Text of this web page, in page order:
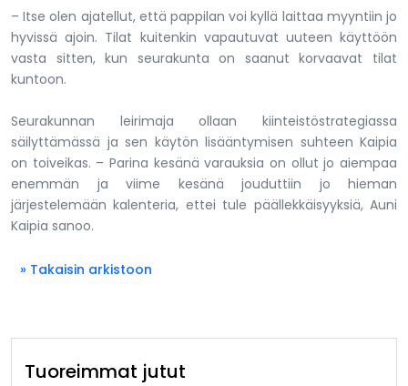
– Itse olen ajatellut, että pappilan voi kyllä laittaa myyntiin jo
hyvissä ajoin. Tilat kuitenkin vapautuvat uuteen käyttöön
vasta sitten, kun seurakunta on saanut korvaavat tilat
kuntoon.
Seurakunnan leirimaja ollaan kiinteistöstrategiassa
säilyttämässä ja sen käytön lisääntymisen suhteen Kaipia
on toiveikas. – Parina kesänä varauksia on ollut jo aiempaa
enemmän ja viime kesänä jouduttiin jo hieman
järjestelemään kalenteria, ettei tule päällekkäisyyksiä, Auni
Kaipia sanoo.
» Takaisin arkistoon
Tuoreimmat jutut